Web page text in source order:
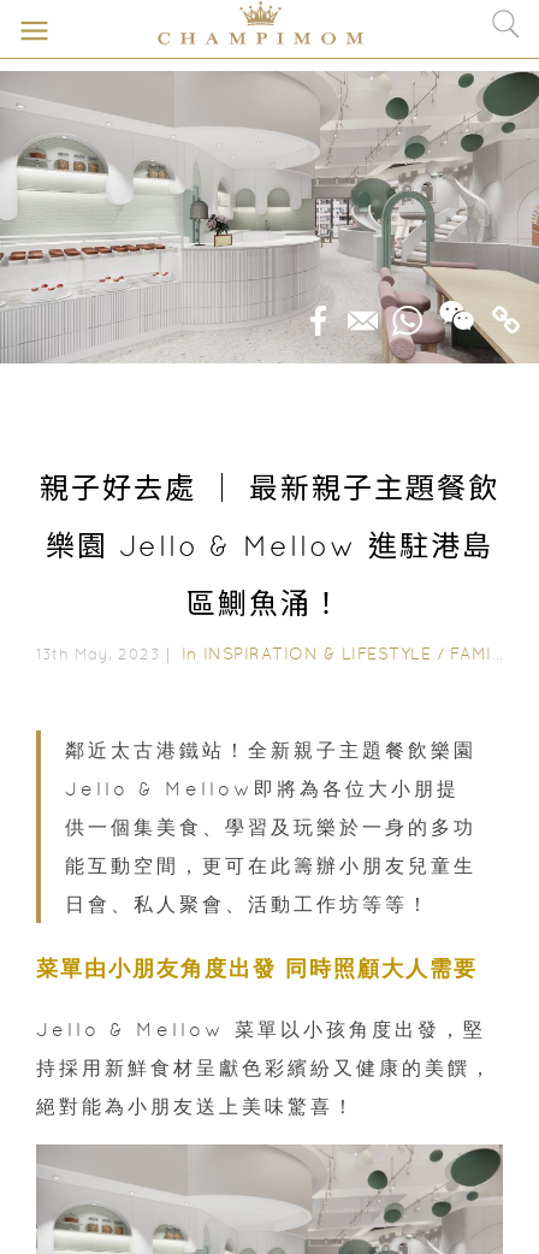
親子好去處 ｜ 最新親子主題餐飲
樂園 Jello & Mellow 進駐港島
區鰂魚涌！
13th May, 2023｜ In INSPIRATION & LIFESTYLE / FAMILY FUN
鄰近太古港鐵站！全新親子主題餐飲樂園
Jello & Mellow即將為各位大小朋提
供一個集美食、學習及玩樂於一身的多功
能互動空間，更可在此籌辦小朋友兒童生
日會、私人聚會、活動工作坊等等！
菜單由小朋友角度出發 同時照顧大人需要
Jello & Mellow 菜單以小孩角度出發，堅
持採用新鮮食材呈獻色彩繽紛又健康的美饌，
絕對能為小朋友送上美味驚喜！